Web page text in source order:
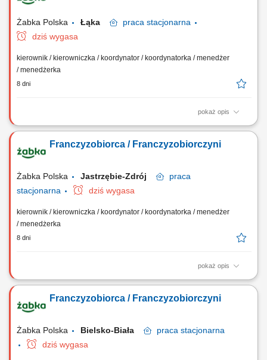
Dostosowywanie asortymentu sklepu do potrzeb lokalnego rynku.
Żabka Polska Łąka praca stacjonarna
dziś wygasa
kierownik / kierowniczka / koordynator / koordynatorka / menedżer
/ menedżerka
8 dni
pokaż opis
Główne zadania: Prowadzenie własnej działalności gospodarczej w
obsługi. Monitorowanie stanów magazynowych i zamówień.
Dostosowywanie asortymentu sklepu do potrzeb lokalnego rynku.
Franczyzobiorca / Franczyzobiorczyni
Żabka Polska Jastrzębie-Zdrój
praca
stacjonarna
dziś wygasa
kierownik / kierowniczka / koordynator / koordynatorka / menedżer
/ menedżerka
8 dni
pokaż opis
Główne zadania: Prowadzenie własnej działalności gospodarczej w
obsługi. Monitorowanie stanów magazynowych i zamówień.
Dostosowywanie asortymentu sklepu do potrzeb lokalnego rynku.
Franczyzobiorca / Franczyzobiorczyni
Żabka Polska Bielsko-Biała praca stacjonarna
dziś wygasa